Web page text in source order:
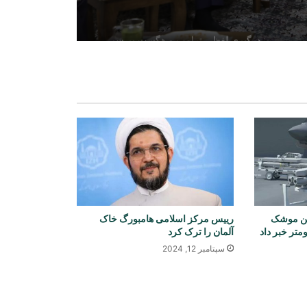
درگیری لفظی ترامپ و هگست بر سر
روسیه علیه ۳۵ جنگجوی خارجی در
دوسیه تهاجم به کورسک اعلام جرم کرد
ترامپ بار دیگر ایران را به حمله تهدید
کرد و از تمایل به توافق سخن گفت
آزادی ۳۲۵ مهاجر افغان از زندان‌های
پاکستان و بازگشت آنان به کشور
موشک
رییس مرکز اسلامی هامبورگ خاک
آلمان را ترک کرد
سپتامبر 12, 2024